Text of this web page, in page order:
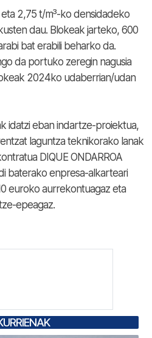
2,75 t/m³-ko densidadeko
dau. Blokeak jarteko, 600
bat erabili beharko da.
da portuko zeregin nagusia
2024ko udaberrian/udan
idatzi eban indartze-proiektua,
laguntza teknikorako lanak
DIQUE ONDARROA
baterako enpresa-alkarteari
euroko aurrekontuagaz eta
epeagaz.